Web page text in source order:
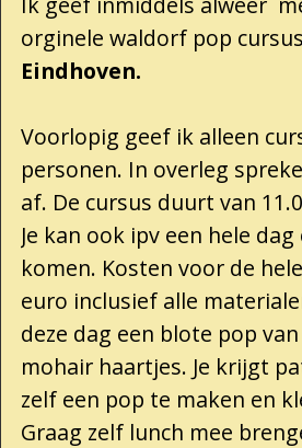
orginele waldorf pop
Eindhoven.
Voorlopig geef ik alleen
personen. In overleg
af. De cursus duurt van
Je kan ook ipv een hele
komen. Kosten voor de
euro inclusief alle
deze dag een blote pop
mohair haartjes. Je krijgt
zelf een pop te maken en
Graag zelf lunch mee